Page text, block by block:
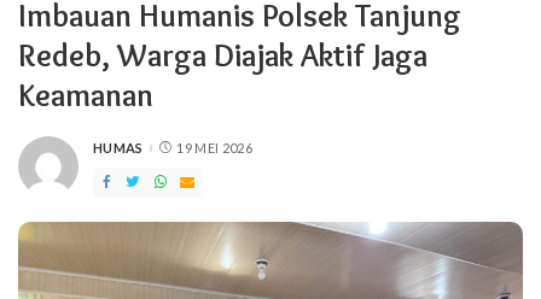
Imbauan Humanis Polsek Tanjung
Redeb, Warga Diajak Aktif Jaga
Keamanan
POSTED
HUMAS 19 MEI 2026